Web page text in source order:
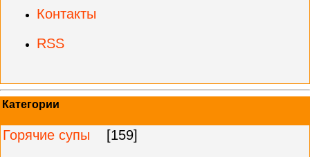
Контакты
RSS
Категории
Горячие супы
[159]